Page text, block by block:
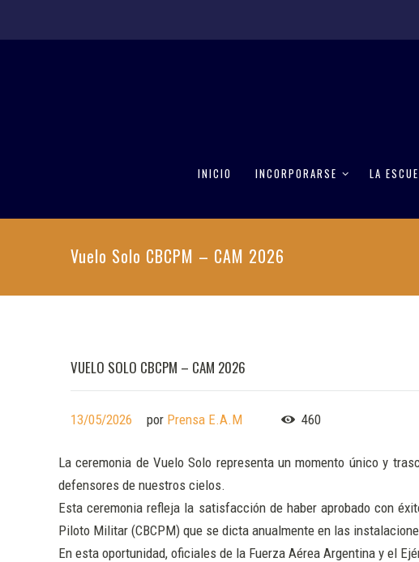
INICIO INCORPORARSE LA
Vuelo Solo CBCPM – CAM 2026
VUELO SOLO CBCPM – CAM 2026
13/05/2026 por Prensa E.A.M 460
La ceremonia de Vuelo Solo representa un momento único y
defensores de nuestros cielos.
Esta ceremonia refleja la satisfacción de haber aprobado con
Piloto Militar (CBCPM) que se dicta anualmente en las
En esta oportunidad, oficiales de la Fuerza Aérea Argentina y el